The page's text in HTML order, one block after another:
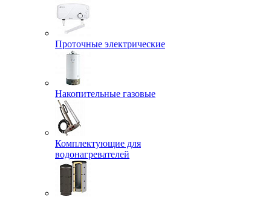
Проточные электрические
Накопительные газовые
Комплектующие для
водонагревателей